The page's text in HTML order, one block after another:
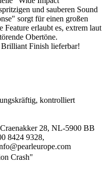
und sauberen Sound
sorgt für einen großen
erlaubt es, extrem laut
Obertöne.
Finish lieferbar!
kontrolliert
28, NL-5900 BB
8424 9328,
Crash"